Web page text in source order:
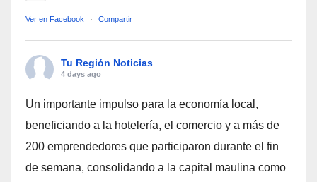
Ver en Facebook · Compartir
Tu Región Noticias
4 days ago
Un importante impulso para la economía local,
beneficiando a la hotelería, el comercio y a más de
200 emprendedores que participaron durante el fin
de semana, consolidando a la capital maulina como